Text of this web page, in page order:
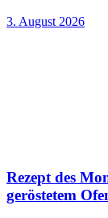
3. August 2026
Rezept des
geröstetem